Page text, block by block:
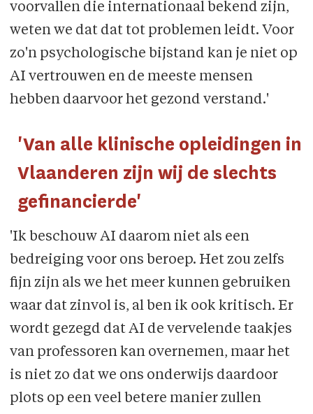
voorvallen die internationaal bekend zijn,
weten we dat dat tot problemen leidt. Voor
zo'n psychologische bijstand kan je niet op
AI vertrouwen en de meeste mensen
hebben daarvoor het gezond verstand.'
'Van alle klinische opleidingen in
Vlaanderen zijn wij de slechts
gefinancierde'
'Ik beschouw AI daarom niet als een
bedreiging voor ons beroep. Het zou zelfs
fijn zijn als we het meer kunnen gebruiken
waar dat zinvol is, al ben ik ook kritisch. Er
wordt gezegd dat AI de vervelende taakjes
van professoren kan overnemen, maar het
is niet zo dat we ons onderwijs daardoor
plots op een veel betere manier zullen